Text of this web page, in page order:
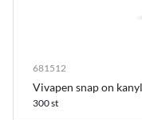
681512
Vivapen snap on
300 st